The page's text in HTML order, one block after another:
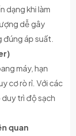
dạng khi làm
dễ gây
đúng áp suất.
máy, hạn
cơ rò rỉ. Với các
trì độ sạch
quan